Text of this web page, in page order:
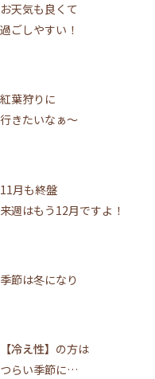
お天気も良くて
過ごしやすい！
紅葉狩りに
行きたいなぁ～
11月も終盤
来週はもう12月ですよ！
季節は冬になり
【冷え性】 の方は
つらい季節に…